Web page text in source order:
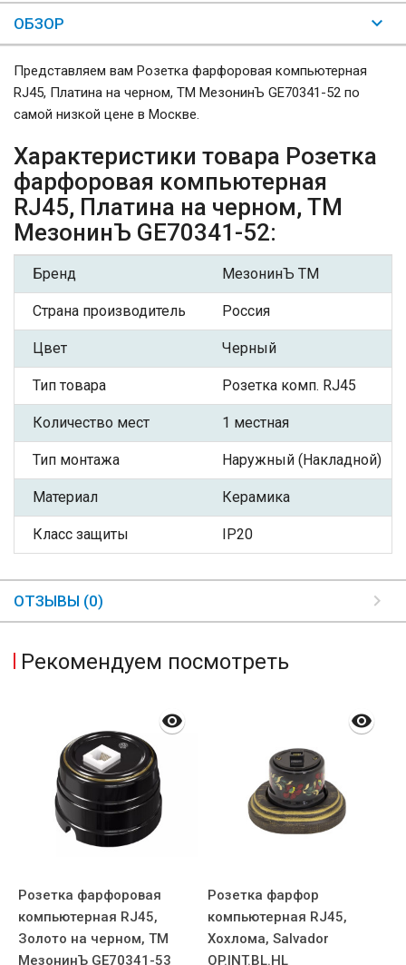
ОБЗОР
Представляем вам Розетка фарфоровая компьютерная
RJ45, Платина на черном, ТМ МезонинЪ GE70341-52 по
самой низкой цене в Москве.
Характеристики товара Розетка
фарфоровая компьютерная
RJ45, Платина на черном, ТМ
МезонинЪ GE70341-52:
Бренд МезонинЪ ТМ
Страна производитель Россия
Цвет Черный
Тип товара Розетка комп. RJ45
Количество мест 1 местная
Тип монтажа Наружный (Накладной)
Материал Керамика
Класс защиты IP20
ОТЗЫВЫ (0)
Рекомендуем посмотреть
Розетка фарфоровая
компьютерная RJ45,
Золото на черном, ТМ
МезонинЪ GE70341-53
Розетка фарфор
компьютерная RJ45,
Хохлома, Salvador
OP.INT.BL.HL